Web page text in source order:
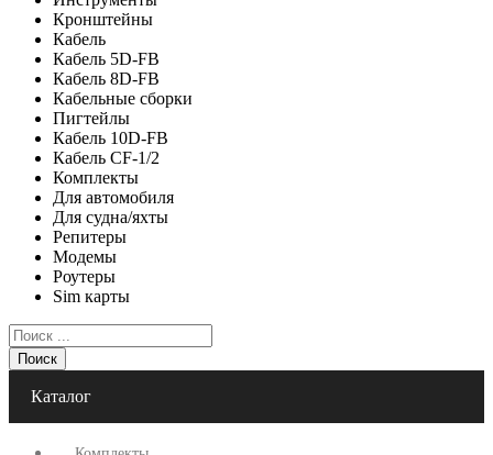
Кронштейны
Кабель
Кабель 5D-FB
Кабель 8D-FB
Кабельные сборки
Пигтейлы
Кабель 10D-FB
Кабель CF-1/2
Комплекты
Для автомобиля
Для судна/яхты
Репитеры
Модемы
Роутеры
Sim карты
Поиск
Каталог